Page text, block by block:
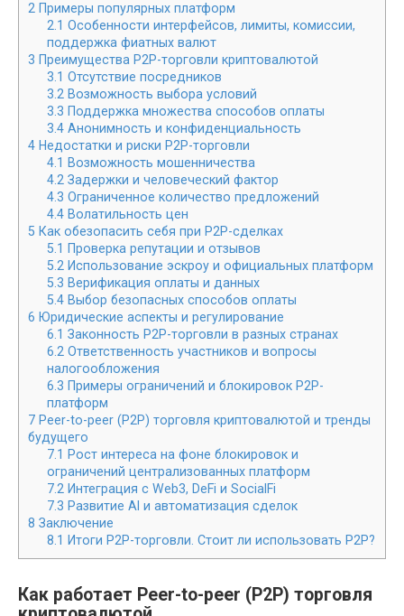
2 Примеры популярных платформ
2.1 Особенности интерфейсов, лимиты, комиссии,
поддержка фиатных валют
3 Преимущества P2P-торговли криптовалютой
3.1 Отсутствие посредников
3.2 Возможность выбора условий
3.3 Поддержка множества способов оплаты
3.4 Анонимность и конфиденциальность
4 Недостатки и риски P2P-торговли
4.1 Возможность мошенничества
4.2 Задержки и человеческий фактор
4.3 Ограниченное количество предложений
4.4 Волатильность цен
5 Как обезопасить себя при P2P-сделках
5.1 Проверка репутации и отзывов
5.2 Использование эскроу и официальных платформ
5.3 Верификация оплаты и данных
5.4 Выбор безопасных способов оплаты
6 Юридические аспекты и регулирование
6.1 Законность P2P-торговли в разных странах
6.2 Ответственность участников и вопросы
налогообложения
6.3 Примеры ограничений и блокировок P2P-
платформ
7 Peer-to-peer (P2P) торговля криптовалютой и тренды
будущего
7.1 Рост интереса на фоне блокировок и
ограничений централизованных платформ
7.2 Интеграция с Web3, DeFi и SocialFi
7.3 Развитие AI и автоматизация сделок
8 Заключение
8.1 Итоги P2P-торговли. Стоит ли использовать P2P?
Как работает Peer-to-peer (P2P) торговля